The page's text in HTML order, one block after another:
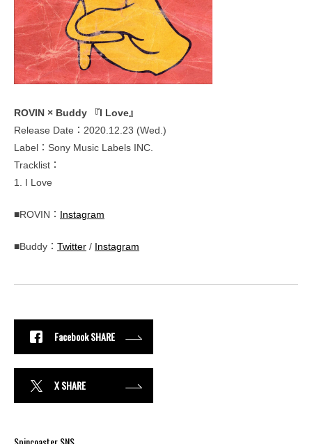
ROVIN × Buddy 『I Love』
Release Date：2020.12.23 (Wed.)
Label：Sony Music Labels INC.
Tracklist：
1. I Love
■ROVIN： Instagram
■Buddy： Twitter / Instagram
Facebook SHARE
X SHARE